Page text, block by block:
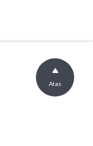
Atas